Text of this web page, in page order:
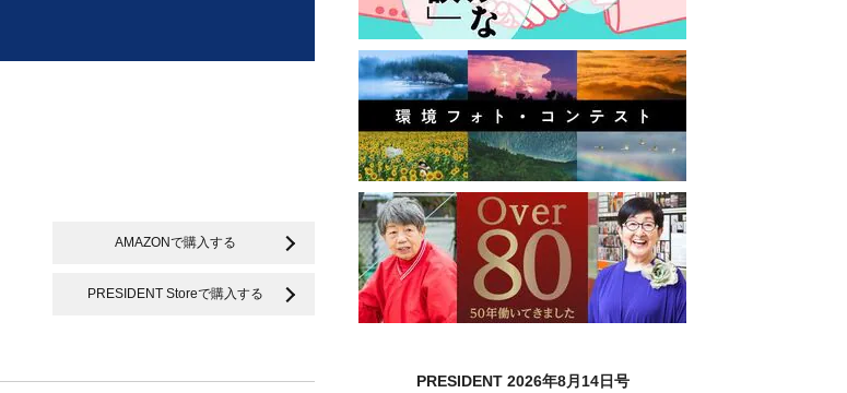
AMAZONで購入する
PRESIDENT Storeで購入する
PRESIDENT 2026年8月14日号